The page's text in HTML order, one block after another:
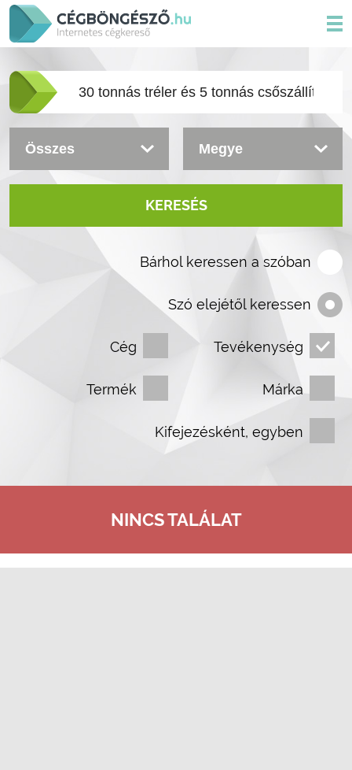
KERESÉS
Bárhol keressen a szóban
Szó elejétől keressen
Cég Tevékenység
Termék Márka
Kifejezésként, egyben
NINCS TALÁLAT